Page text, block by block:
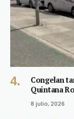
Congelan
Quintana
8 julio, 2026